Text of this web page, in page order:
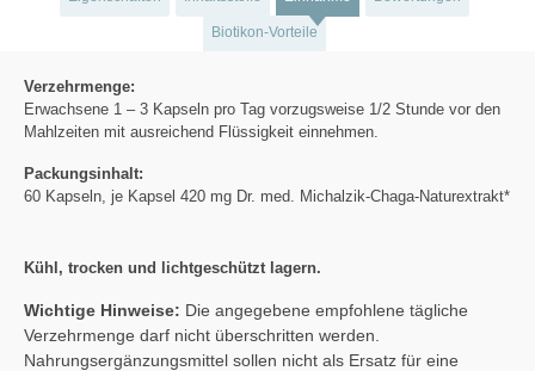
Biotikon-Vorteile
Verzehrmenge:
Erwachsene 1 – 3 Kapseln pro Tag vorzugsweise 1/2 Stunde vor den
Mahlzeiten mit ausreichend Flüssigkeit einnehmen.
Packungsinhalt:
60 Kapseln, je Kapsel 420 mg Dr. med. Michalzik-Chaga-Naturextrakt*
Kühl, trocken und lichtgeschützt lagern.
Wichtige Hinweise: Die angegebene empfohlene tägliche
Verzehrmenge darf nicht überschritten werden.
Nahrungsergänzungsmittel sollen nicht als Ersatz für eine